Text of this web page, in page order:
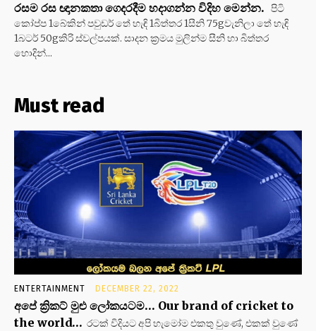
රසම රස ඥානකතා ගෙදරදීම හදාගන්න විදිහ මෙන්න. පිටි
කෝප්ප 1බේකින් පවුඩර් තේ හැඳි 1බිත්තර 1සීනි 75gවැනිලා තේ හැඳි
1බටර් 50gකිරි ස්වල්පයක්. සාදන ක්‍රමය මුලින්ම සීනි හා බිත්තර
හොදින්...
Must read
ENTERTAINMENT DECEMBER 22, 2022
අපේ ක්‍රිකට් මුළු ලෝකයටම… Our brand of cricket to
the world… රටක් විදියට අපි හැමෝම එකතු වුණේ, එකක් වුණේ